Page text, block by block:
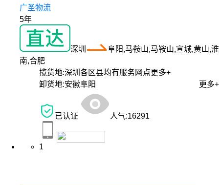
广圣物流
5年
深圳
阜阳,马鞍山,马鞍山,宣城,黄山,淮
南,合肥
揽货地:深圳各区县均有服务网点更多+
卸货地:安徽阜阳 更多+
已认证 人气:16291
1